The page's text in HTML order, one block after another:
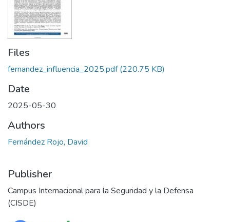
Statistics
Policies
Files
fernandez_influencia_2025.pdf(220.75 KB)
Date
2025-05-30
Authors
Fernández Rojo, David
Publisher
Campus Internacional para la Seguridad y la Defensa
(CISDE)